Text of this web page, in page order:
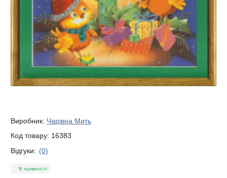
Виробник: Чарівна Мить
Код товару: 16383
Відгуки: (0)
В наявності